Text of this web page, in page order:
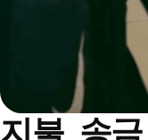
지불, 송